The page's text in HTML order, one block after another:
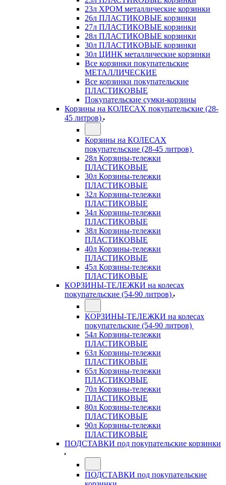
23л ХРОМ металлические корзинки
26л ПЛАСТИКОВЫЕ корзинки
27л ПЛАСТИКОВЫЕ корзинки
28л ПЛАСТИКОВЫЕ корзинки
30л ПЛАСТИКОВЫЕ корзинки
30л ЦИНК металлические корзинки
Все корзинки покупательские
МЕТАЛЛИЧЕСКИЕ
Все корзинки покупательские
ПЛАСТИКОВЫЕ
Покупательские сумки-корзины
Корзины на КОЛЕСАХ покупательские (28-
45 литров)
Корзины на КОЛЕСАХ
покупательские (28-45 литров)
28л Корзины-тележки
ПЛАСТИКОВЫЕ
30л Корзины-тележки
ПЛАСТИКОВЫЕ
32л Корзины-тележки
ПЛАСТИКОВЫЕ
34л Корзины-тележки
ПЛАСТИКОВЫЕ
38л Корзины-тележки
ПЛАСТИКОВЫЕ
40л Корзины-тележки
ПЛАСТИКОВЫЕ
45л Корзины-тележки
ПЛАСТИКОВЫЕ
КОРЗИНЫ-ТЕЛЕЖКИ на колесах
покупательские (54-90 литров)
КОРЗИНЫ-ТЕЛЕЖКИ на колесах
покупательские (54-90 литров)
54л Корзины-тележки
ПЛАСТИКОВЫЕ
63л Корзины-тележки
ПЛАСТИКОВЫЕ
65л Корзины-тележки
ПЛАСТИКОВЫЕ
70л Корзины-тележки
ПЛАСТИКОВЫЕ
80л Корзины-тележки
ПЛАСТИКОВЫЕ
90л Корзины-тележки
ПЛАСТИКОВЫЕ
ПОДСТАВКИ под покупательские корзинки
ПОДСТАВКИ под покупательские